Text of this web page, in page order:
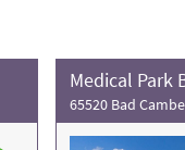
Medical Park
65520 Bad